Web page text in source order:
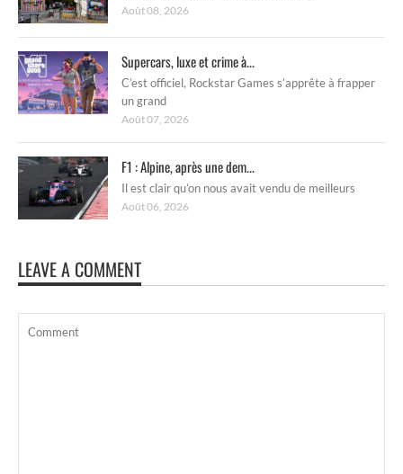
Août 08, 2026
Supercars, luxe et crime à...
C’est officiel, Rockstar Games s’apprête à frapper
un grand
Août 07, 2026
F1 : Alpine, après une dem...
Il est clair qu’on nous avait vendu de meilleurs
Août 06, 2026
LEAVE A COMMENT